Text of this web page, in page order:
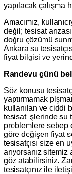
yapılacak çalışma
Amacımız,
değil; tesisat
doğru çözümü
Ankara su
fiyat bilgisi ve
Randevu günü
Söz konusu
yaptırmamak
kullanılan ve ciddi
tesisat işlerinde su
problemlere sebep
göre değişen fiyat
tesisatçısı size en
arıyorsanız sitemiz
göz atabilirsiniz.
tesisatçınız ile